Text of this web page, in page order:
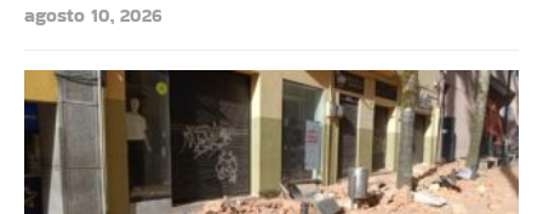
agosto 10, 2026